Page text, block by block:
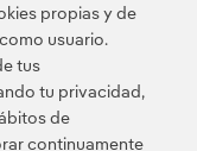
privacidad de la
ventana nueva.
y se aplican la
de servicio de
propias y de
usuario.
tus
tu privacidad,
de
continuamente